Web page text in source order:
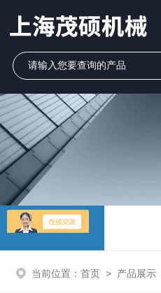
产品展示
当前位置： 首页 > 产品展示